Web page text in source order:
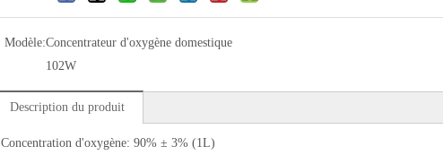
Modèle:Concentrateur d'oxygène domestique
102W
Description du produit
Concentration d'oxygène: 90% ± 3% (1L)